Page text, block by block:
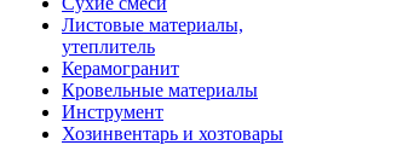
Листовые материалы,
утеплитель
Керамогранит
Кровельные материалы
Инструмент
Хозинвентарь и хозтовары